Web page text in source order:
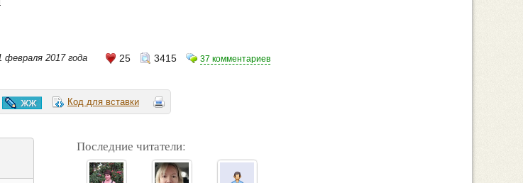
февраля 2017 года 25 3415 37 комментариев
Код для вставки
Последние читатели: